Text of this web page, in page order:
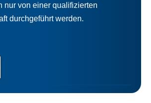
nur von einer qualifizierten
durchgeführt werden.